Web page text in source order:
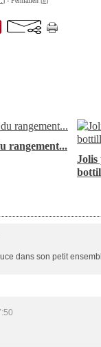
rangement...
Jolis
dans son petit